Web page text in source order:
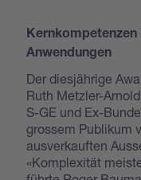
Kernkompetenzen
Anwendungen
Der diesjährige
Ruth Metzler-
S-GE und Ex-
grossem Publikum
ausverkauften
«Komplexität